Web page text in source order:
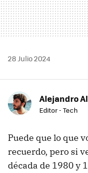
28 Julio 2024
Alejandro
Editor - Tech
Puede que lo que
recuerdo, pero si
década de 1980 y